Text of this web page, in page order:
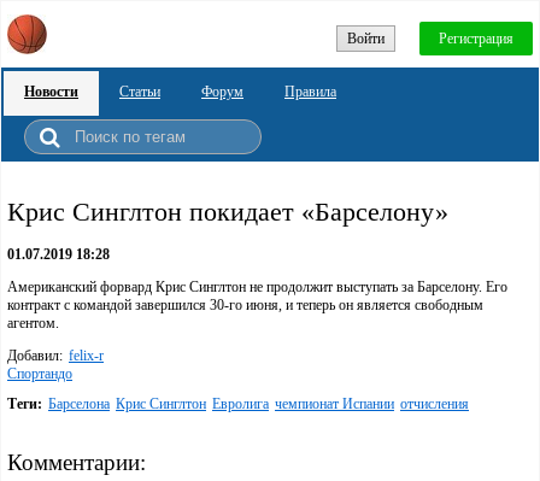
Войти Регистрация
Новости Статьи Форум Правила
Крис Синглтон покидает «Барселону»
01.07.2019 18:28
Американский форвард Крис Синглтон не продолжит выступать за Барселону. Его
контракт с командой завершился 30-го июня, и теперь он является свободным
агентом.
Добавил: felix-r
Спортандо
Теги: Барселона Крис Синглтон Евролига чемпионат Испании отчисления
Комментарии: